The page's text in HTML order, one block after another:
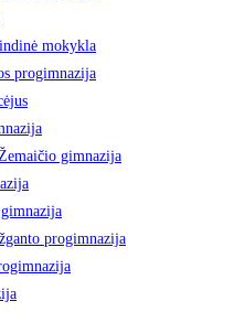
mokykla
progimnazija
gimnazija
progimnazija